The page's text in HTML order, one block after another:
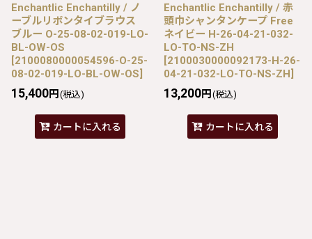
Enchantlic Enchantilly / ノ
ーブルリボンタイブラウス
ブルー O-25-08-02-019-LO-
BL-OW-OS
[2100080000054596-O-25-
08-02-019-LO-BL-OW-OS]
15,400円 (税込)
カートに入れる
Enchantlic Enchantilly / 赤
頭巾シャンタンケープ Free
ネイビー H-26-04-21-032-
LO-TO-NS-ZH
[2100030000092173-H-26-
04-21-032-LO-TO-NS-ZH]
13,200円 (税込)
カートに入れる